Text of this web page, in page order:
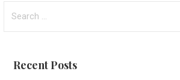
for:
Recent Posts